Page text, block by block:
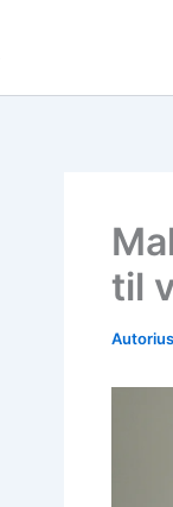
til
Autorius